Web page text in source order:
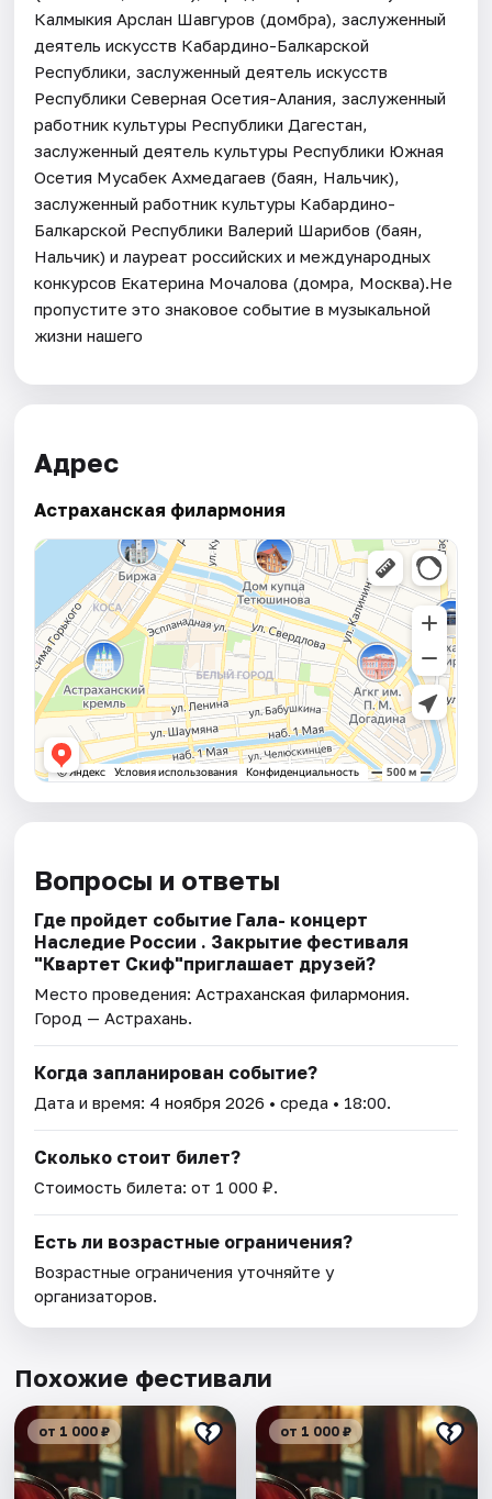
Калмыкия Арслан Шавгуров (домбра), заслуженный
деятель искусств Кабардино-Балкарской
Республики, заслуженный деятель искусств
Республики Северная Осетия-Алания, заслуженный
работник культуры Республики Дагестан,
заслуженный деятель культуры Республики Южная
Осетия Мусабек Ахмедагаев (баян, Нальчик),
заслуженный работник культуры Кабардино-
Балкарской Республики Валерий Шарибов (баян,
Нальчик) и лауреат российских и международных
конкурсов Екатерина Мочалова (домра, Москва).Не
пропустите это знаковое событие в музыкальной
жизни нашего
Адрес
Астраханская филармония
Вопросы и ответы
Где пройдет событие Гала- концерт
Наследие России . Закрытие фестиваля
"Квартет Скиф"приглашает друзей?
Место проведения:Астраханская филармония.
Город — Астрахань.
Когда запланирован событие?
Дата и время: 4 ноября 2026 • среда • 18:00.
Сколько стоит билет?
Стоимость билета: от 1 000 ₽.
Есть ли возрастные ограничения?
Возрастные ограничения уточняйте у
организаторов.
Похожие фестивали
от 1 000 ₽ от 1 000 ₽